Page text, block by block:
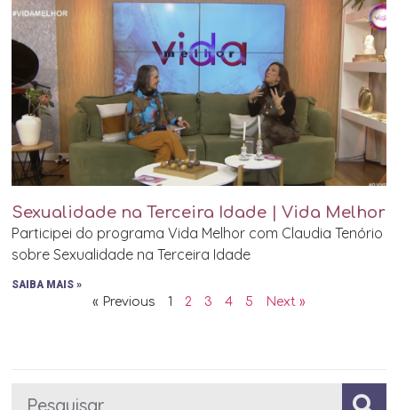
Sexualidade na Terceira Idade | Vida Melhor
Participei do programa Vida Melhor com Claudia Tenório
sobre Sexualidade na Terceira Idade
SAIBA MAIS »
« Previous 1 2 3 4 5 Next »